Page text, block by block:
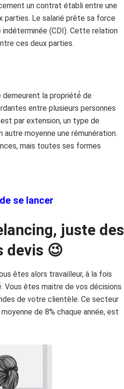
un contrat établi entre une
parties. Le salarié prête sa force
indéterminée (CDI). Cette relation
ces deux parties.
demeurent la propriété́ de
entre plusieurs personnes
par extension, un type de
moyenne une rémunération.
mais toutes ses formes
se lancer
juste des
devis 😉
êtes alors travailleur, à la fois
Vous êtes maitre de vos décisions
de votre clientèle. Ce secteur
de 8% chaque année, est